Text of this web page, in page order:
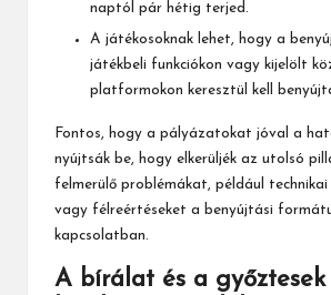
naptól pár hétig terjed.
A játékosoknak lehet, hogy a
játékbeli funkciókon vagy kijelölt
platformokon keresztül kell
Fontos, hogy a pályázatokat jóval a
nyújtsák be, hogy elkerüljék az utolsó
felmerülő problémákat, például technikai
vagy félreértéseket a benyújtási
kapcsolatban.
A bírálat és a győztesek